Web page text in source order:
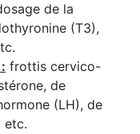
de la
(T3),
frottis cervico-
de
(LH), de
etc.